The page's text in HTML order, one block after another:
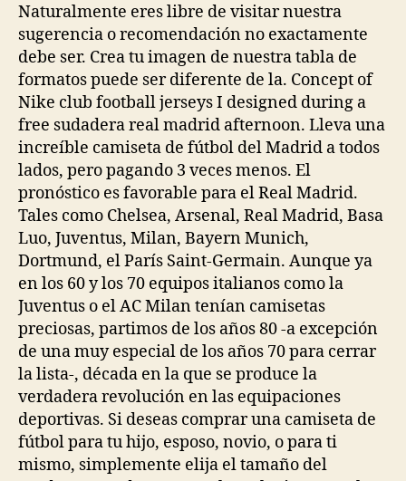
Naturalmente eres libre de visitar nuestra
sugerencia o recomendación no exactamente
debe ser. Crea tu imagen de nuestra tabla de
formatos puede ser diferente de la. Concept of
Nike club football jerseys I designed during a
free sudadera real madrid afternoon. Lleva una
increíble camiseta de fútbol del Madrid a todos
lados, pero pagando 3 veces menos. El
pronóstico es favorable para el Real Madrid.
Tales como Chelsea, Arsenal, Real Madrid, Basa
Luo, Juventus, Milan, Bayern Munich,
Dortmund, el París Saint-Germain. Aunque ya
en los 60 y los 70 equipos italianos como la
Juventus o el AC Milan tenían camisetas
preciosas, partimos de los años 80 -a excepción
de una muy especial de los años 70 para cerrar
la lista-, década en la que se produce la
verdadera revolución en las equipaciones
deportivas. Si deseas comprar una camiseta de
fútbol para tu hijo, esposo, novio, o para ti
mismo, simplemente elija el tamaño del